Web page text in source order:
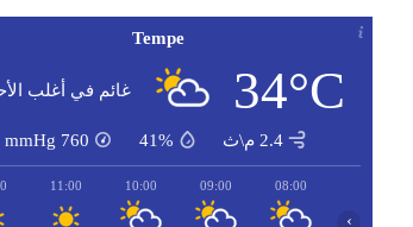
Tempe
34°C غائم في أغلب
2.4 م\ث 41%
760
mmHg
08:00
09:00
10:00
11:00
›